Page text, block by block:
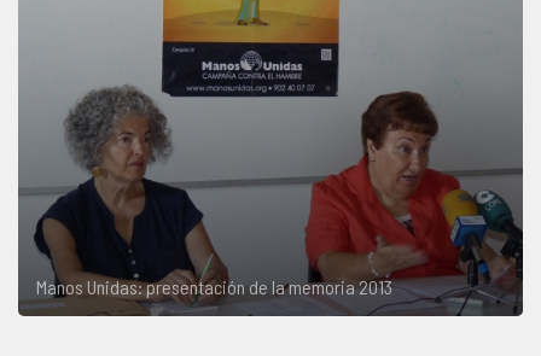
Manos Unidas: presentación de la memoria 2013